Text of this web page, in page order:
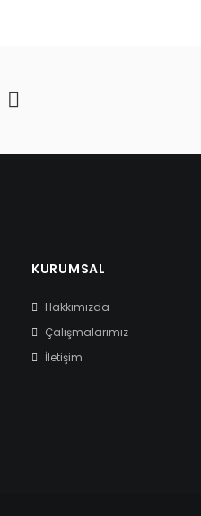
KURUMSAL
Hakkımızda
Çalışmalarımız
İletişim